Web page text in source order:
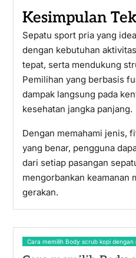
Kesimpulan
Sepatu sport pria yang
dengan kebutuhan
tepat, serta mendukung
Pemilihan yang berbasis
dampak langsung pada
kesehatan jangka panjang.
Dengan memahami jenis,
yang benar, pengguna
dari setiap pasangan
mengorbankan keamanan
gerakan.
Cara memilih Body scrub kopi dengan